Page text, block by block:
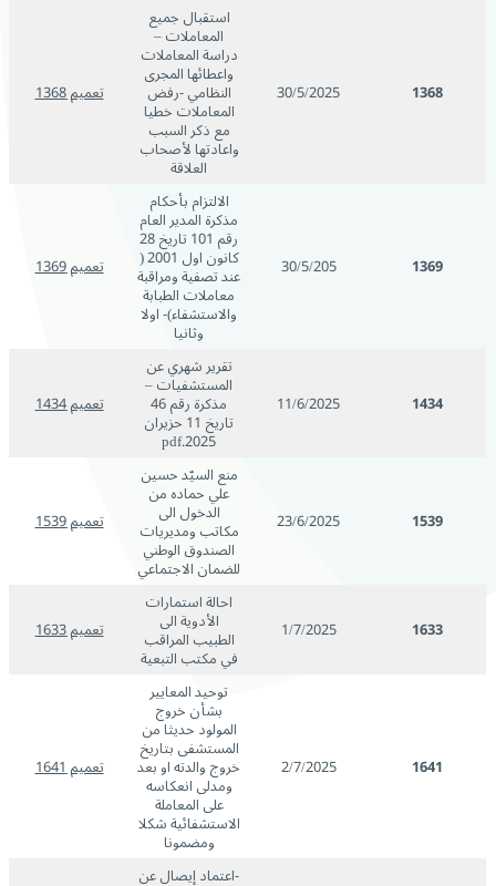
1368
30/5/2025
استقبال جميع
المعاملات –
دراسة المعاملات
واعطائها المجرى
النظامي -رفض
المعاملات خطيا
مع ذكر السبب
واعادتها لأصحاب
العلاقة
تعميم 1368
1369
30/5/205
الالتزام بأحكام
مذكرة المدير العام
رقم 101 تاريخ 28
كانون اول 2001 (
عند تصفية ومراقبة
معاملات الطبابة
والاستشفاء)- اولا
وثانيا
تعميم 1369
1434
11/6/2025
تقرير شهري عن
المستشفيات –
مذكرة رقم 46
تاريخ 11 حزيران
2025.pdf
تعميم 1434
1539
23/6/2025
منع السيّد حسين
علي حماده من
الدخول الى
مكاتب ومديريات
الصندوق الوطني
للضمان الاجتماعي
تعميم 1539
1633
1/7/2025
احالة استمارات
الأدوية الى
الطبيب المراقب
في مكتب التبعية
تعميم 1633
1641
2/7/2025
توحيد المعايير
بشأن خروج
المولود حديثا من
المستشفى بتاريخ
خروج والدته او بعد
ومدلى انعكاسه
على المعاملة
الاستشفائية شكلا
ومضمونا
تعميم 1641
-اعتماد إيصال عن